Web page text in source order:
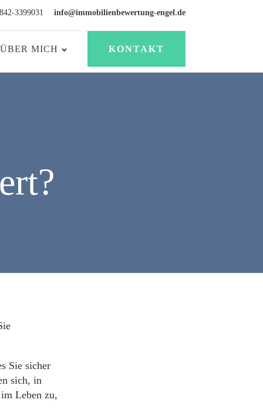
3399031 info@immobilienbewertung-engel.de
ÜBER MICH KONTAKT
Sie sicher
sich, in
Leben zu,